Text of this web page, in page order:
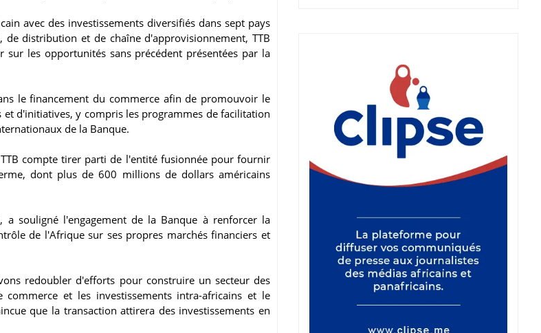
avec des investissements diversifiés dans sept pays
distribution et de chaîne d'approvisionnement, TTB
les opportunités sans précédent présentées par la
le financement du commerce afin de promouvoir le
d'initiatives, y compris les programmes de facilitation
de la Banque.
compte tirer parti de l'entité fusionnée pour fournir
dont plus de 600 millions de dollars américains
souligné l'engagement de la Banque à renforcer la
de l'Afrique sur ses propres marchés financiers et
redoubler d'efforts pour construire un secteur des
et les investissements intra-africains et le
que la transaction attirera des investissements en